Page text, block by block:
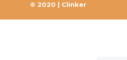
© 2020 | Clinker